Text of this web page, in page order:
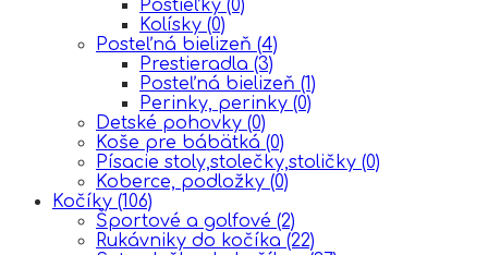
Postieľky (0)
Kolísky (0)
Posteľná bielizeň (4)
Prestieradla (3)
Posteľná bielizeň (1)
Perinky, perinky (0)
Detské pohovky (0)
Koše pre bábätká (0)
Písacie stoly,stolečky,stoličky (0)
Koberce, podložky (0)
Kočíky (106)
Športové a golfové (2)
Rukávniky do kočíka (22)